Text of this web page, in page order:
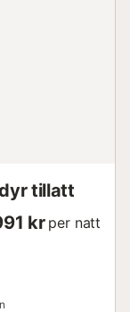
tillatt
kr per natt